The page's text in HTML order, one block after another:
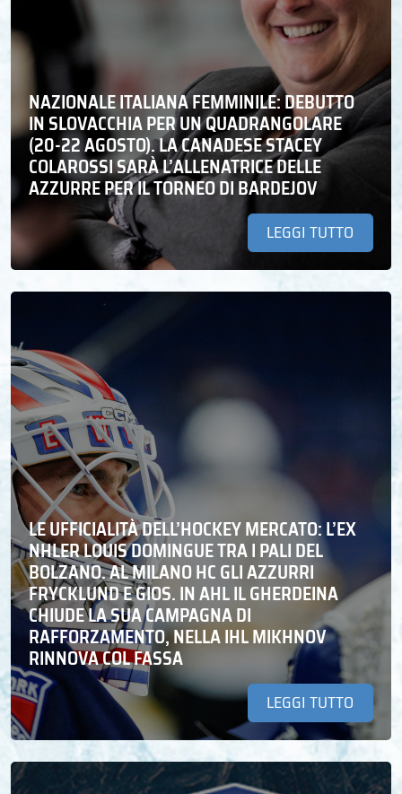
NAZIONALE ITALIANA FEMMINILE: DEBUTTO
IN SLOVACCHIA PER UN QUADRANGOLARE
(20-22 AGOSTO). LA CANADESE STACEY
COLAROSSI SARÀ L’ALLENATRICE DELLE
AZZURRE PER IL TORNEO DI BARDEJOV
LEGGI TUTTO
LE UFFICIALITÀ DELL’HOCKEY MERCATO: L’EX
NHLER LOUIS DOMINGUE TRA I PALI DEL
BOLZANO. AL MILANO HC GLI AZZURRI
FRYCKLUND E GIOS. IN AHL IL GHERDEINA
CHIUDE LA SUA CAMPAGNA DI
RAFFORZAMENTO, NELLA IHL MIKHNOV
RINNOVA COL FASSA
LEGGI TUTTO